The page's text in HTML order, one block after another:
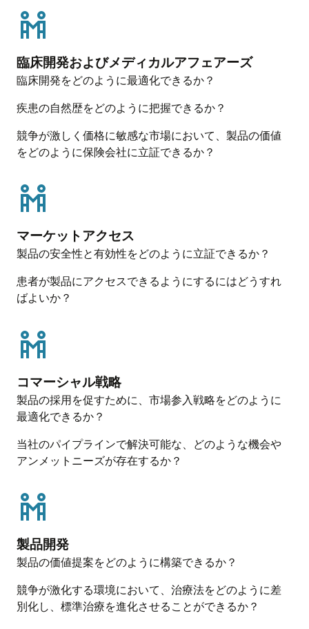
製品および疾患レジストリは、一次・二次デー
タを活用した長期データベースを通じて、特定
有効性・健康状態の推移の包括的な評価を実現
します。
臨床試験デザイン
療従事者のインサイトを活かし、試験デザイン
の最適化、被験者募集や継続率の向上、より意
トします。
疾患のナチュラルヒストリー研究
疾患のナチュラルヒストリー研究は、非介入型
リサーチにより疾患の進行を長期的に把握。今
後の研究や積極的なケアの推進に役立つパター
ンや予測因子を明らかにします。
データに基づくエビデンス
設ベースの非介入リアルワールドエビデンス
は、患者の治療アウトカム、治療パターン、お
ます。
医薬品使用実態研究
医薬品使用実態研究では、実際の医療現場にお
ける医薬品の使用状況やタイミングを詳細に分
析し、重要な傾向を把握します。
第IV相の承認後安全性および有効性試験では、市
販後の実際の医薬品使用経験をモニタリング
す。これにより、継続的な安全性・有効性の確
保と、承認後のFDAやEMAの要件遵守を支援し
ます。
安全性リサーチ
ンメットニーズの評価、競合環境、疫学情報、
標準治療、パフォーマンスベンチマークなどを
総合的に分析します。Oracle Life Sciences
CancerMPactやカスタマイズしたインサイトを活
用します。
マーケットアクセス
データ、テクノロジー、および専門的な知見に
基づき、上市価格の設定、価格感度および価格
弾力性、保険償還、医療技術評価（HTA）の申請
セスの成功を支援します。
並行輸入トラッキング
並行輸入品の割合を特定する共同調査です。売
上データや工場出荷データと組み合わせること
で、在庫の正確な割り当てや、不足要素の特定
が可能になります。
医療業界向けのブランド価値評価フレームワー
クを用い、現状および今後のブランド価値を測
定します。ブランド最適化に役立つ実践的なイ
ンサイトを提供します。
疫学
カスタマイズされた疫学ソリューションは、新
たな患者セグメント、追加の適応症や地域、お
よび独自のEHRベースの推計データを提供し、標
準的なOracle Life Sciencesのサービス範囲を超え
オンコロジー市場の追跡
に基づく確かな手法により、正確なリアルワー
ルドの市場シェアを提供します。これにより、
およびブランド・パフォーマンスの四半期ごと
の追跡が可能になります。
オンラインのチャートレビューを通じて、医療
従事者が診療録や電子カルテ（EHR）システムか
より、治療パターンやアウトカム、患者特性に
関する価値ある情報が得られます。
公衆衛生
州連合（EU）の公衆衛生に関する詳細な技術分
析を行い、集団全体における健康トレンド、疾
テムのアウトカムを明らかにします。
アンケートやデジタルツールを用いて、患者、
医療従事者、または保険会社から構造化データ
ム、および意思決定に関する測定可能なインサ
イトを導き出します。
当社では、患者や医療従事者、介護者を対象
に、インタビューやグループディスカッショ
ン、ワークショップなどの手法を活用していま
す。こうしたリアルワールド定性調査では、創
造力や実体験を重視し、人に寄り添った方法を
取り入れることで、質の高いエビデンスを導き
出します。
患者レジストリ
テクノロジーを活用したレジストリソリューシ
ョンを構築しています。テクノロジーを活用し
療提供者からの新しいデータ（一次データ）、
既存の電子カルテ（EHR）、保険請求データ、検
合わせたアプローチにより、充実した縦断的な
インサイトを提供できます。
オンコロジー・インサイト
Oracle Life Sciences CancerMPactは、疫学、治療
パターン、薬物使用および将来の状況分析を対
象とする統合されたクラウドベース・モジュー
ルを通じて、包括的なオンコロジー市場意思決
定支援を提供します。米国、西ヨーロッパ、日
本、中国にまたがる30以上の腫瘍タイプについ
て構造化されたインサイトを提供し、現在およ
るようにします。
疫学インサイト
ーチと手法に基づいた疫学インサイトへのアク
セスを提供します。米国、西欧、日本、中国、
ブラジル、インド、およびロシア連邦における19
の治療領域、240以上の適応症に対して市場規模
の算定データを提供します。
臨床開発およびメディカルアフェアーズ
臨床開発をどのように最適化できるか？
疾患の自然歴をどのように把握できるか？
競争が激しく価格に敏感な市場において、製品の価値
をどのように保険会社に立証できるか？
マーケットアクセス
製品の安全性と有効性をどのように立証できるか？
患者が製品にアクセスできるようにするにはどうすれ
ばよいか？
コマーシャル戦略
製品の採用を促すために、市場参入戦略をどのように
最適化できるか？
当社のパイプラインで解決可能な、どのような機会や
アンメットニーズが存在するか？
製品開発
製品の価値提案をどのように構築できるか？
競争が激化する環境において、治療法をどのように差
別化し、標準治療を進化させることができるか？